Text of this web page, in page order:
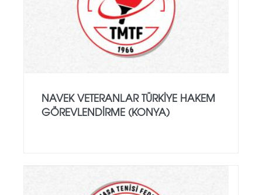
NAVEK VETERANLAR TÜRKIYE HAKEM
GÖREVLENDIRME (KONYA)